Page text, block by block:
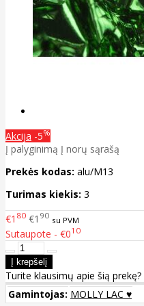
Akcija -5%
Į palyginimą Į norų sąrašą
Prekės kodas: alu/M13
Turimas kiekis: 3
€1 80 €1 90 su PVM
Sutaupote - €010
Turite klausimų apie šią prekę?
Gamintojas: MOLLY LAC ♥